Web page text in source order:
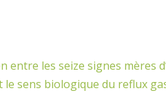
entre les seize signes mères
le sens biologique du reflux